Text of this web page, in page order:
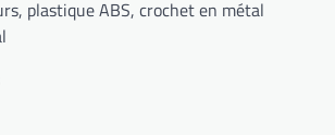
plastique ABS, crochet en métal